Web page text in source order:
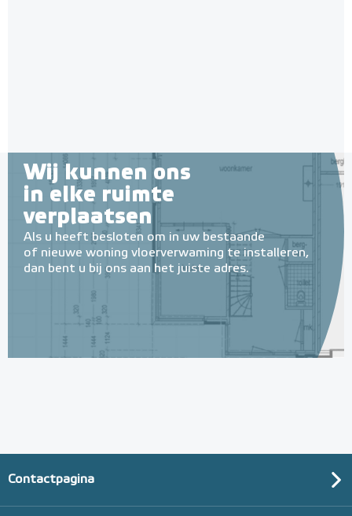
Wij kunnen ons
in elke ruimte
verplaatsen
Als u heeft besloten om in uw bestaande
of nieuwe woning vloerverwaming te installeren,
dan bent u bij ons aan het juiste adres.
Contactpagina